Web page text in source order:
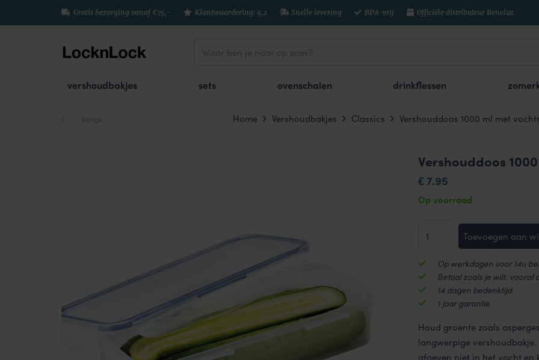
Gratis bezorging vanaf €75,- Klantwaardering: 9,2 Snelle levering BPA-vrij Officiële distributeur Benelux
vershoudbakjes sets ovenschalen drinkflessen
Vorige Home Vershoudbakjes Classics Vershouddoos 1000 ml met
Vershouddoos
€ 7.95
Op voorraad
Vershouddoos
1000
ml
met
vochtrooster
aantal
Toevoegen aan
Op werkdagen voor 14u
Betaal zoals je wilt: vooraf
14 dagen bedenktijd
1 jaar garantie
Houd groente zoals
langwerpige
afgeven niet in het vocht en